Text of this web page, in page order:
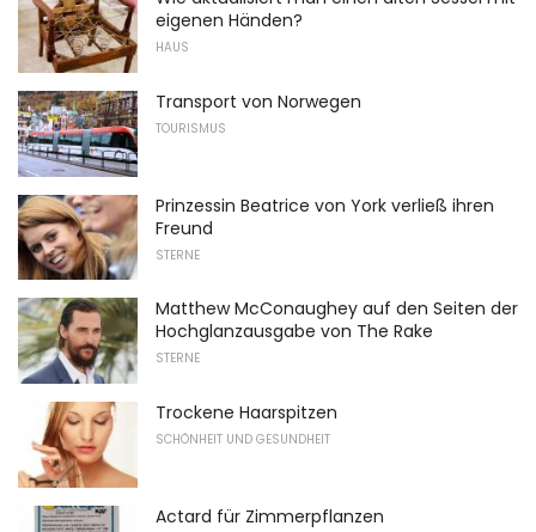
eigenen Händen?
HAUS
Transport von Norwegen
TOURISMUS
Prinzessin Beatrice von York verließ ihren
Freund
STERNE
Matthew McConaughey auf den Seiten der
Hochglanzausgabe von The Rake
STERNE
Trockene Haarspitzen
SCHÖNHEIT UND GESUNDHEIT
Actard für Zimmerpflanzen